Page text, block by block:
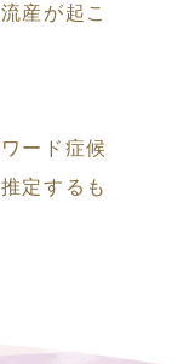
産が起こ
ード症候
定するも